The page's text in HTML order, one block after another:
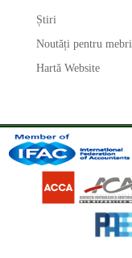
Știri
Noutăți pentru mebri
Hartă Website